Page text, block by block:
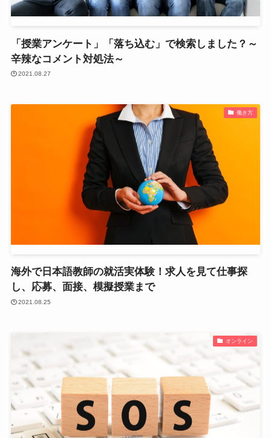
「授業アンケート」「落ち込む」で検索しました？～
辛辣なコメント対処法～
2021.08.27
働き方
海外で日本語教師の就活実体験！求人を見て仕事探
し、応募、面接、模擬授業まで
2021.08.25
オンライン